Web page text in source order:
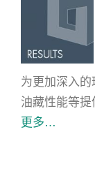
为更加深入
油藏性能等提
更多…